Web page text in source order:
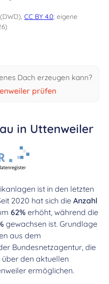
CC BY 4.0; eigene
Dach erzeugen kann?
prüfen
in Uttenweiler
ist in den letzten
2020 hat sich die Anzahl
62% erhöht, während die
gewachsen ist. Grundlage
aus dem
Bundesnetzagentur, die
den aktuellen
ermöglichen.